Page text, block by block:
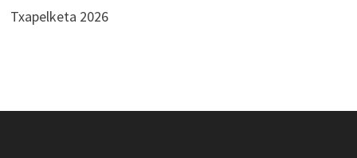
Txapelketa 2026